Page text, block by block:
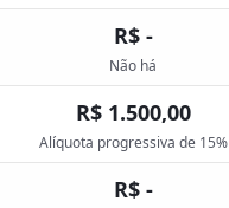
R$ -
Não há
R$ 1.500,00
Alíquota progressiva de 15%
R$ -